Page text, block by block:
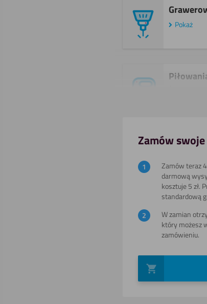
Pokaż
Cięcia
ręcznego
Gięcia (na
Zamów
Zamów teraz 4
darmową
kosztuje 5 zł.
standardową
W zamian
który możesz
zamówieniu.